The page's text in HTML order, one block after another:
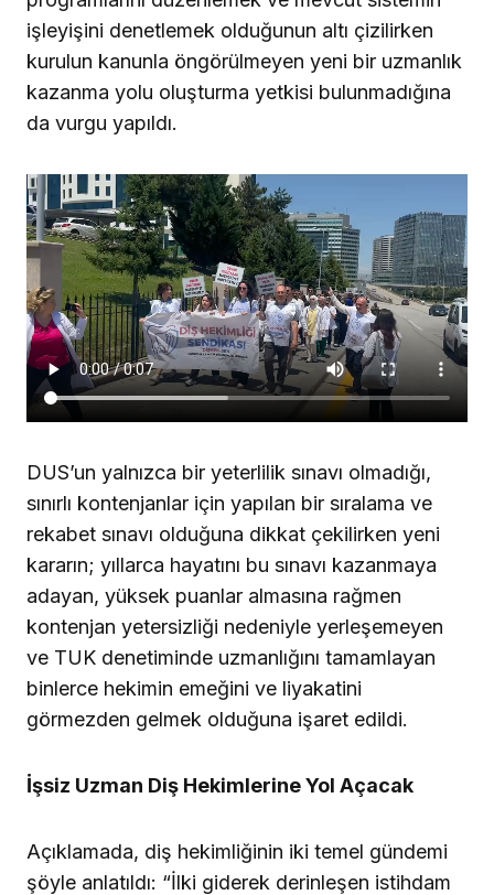
işleyişini denetlemek olduğunun altı çizilirken
kurulun kanunla öngörülmeyen yeni bir uzmanlık
kazanma yolu oluşturma yetkisi bulunmadığına
da vurgu yapıldı.
DUS’un yalnızca bir yeterlilik sınavı olmadığı,
sınırlı kontenjanlar için yapılan bir sıralama ve
rekabet sınavı olduğuna dikkat çekilirken yeni
kararın; yıllarca hayatını bu sınavı kazanmaya
adayan, yüksek puanlar almasına rağmen
kontenjan yetersizliği nedeniyle yerleşemeyen
ve TUK denetiminde uzmanlığını tamamlayan
binlerce hekimin emeğini ve liyakatini
görmezden gelmek olduğuna işaret edildi.
İşsiz Uzman Diş Hekimlerine Yol Açacak
Açıklamada, diş hekimliğinin iki temel gündemi
şöyle anlatıldı: “İlki giderek derinleşen istihdam